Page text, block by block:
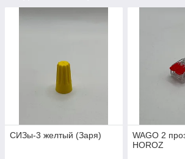
СИЗы-3 желтый (Заря)
WAGO 2
HOROZ